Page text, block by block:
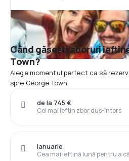
Când găsești zboruri
Town?
Alege momentul perfect ca să
spre George Town
Cel mai ieftin zbor dus-întors
de la 745 €
Cea mai ieftină lună pentru a
Ianuarie